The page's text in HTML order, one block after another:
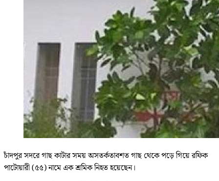
চাঁদপুর সদরে গাছ কাটার সময় অসতর্কতাবশত গাছ থেকে পড়ে গিয়ে রফিক
পাটোয়ারী (৫৫) নামে এক শ্রমিক নিহত হয়েছেন।